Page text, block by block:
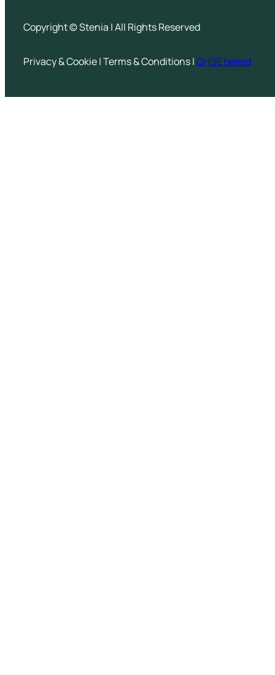
Copyright © Stenia | All Rights Reserved
Privacy & Cookie | Terms & Conditions |QHSE beleid